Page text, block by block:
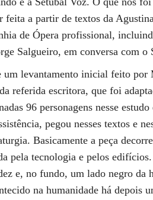
feita a partir de textos da
de Ópera profissional,
Salgueiro, em conversa com o
um levantamento inicial feito por
referida escritora, que foi
96 personagens nesse
pegou nesses textos e
Basicamente a peça
pela tecnologia e pelos
e, no fundo, um lado negro da
na humanidade há depois